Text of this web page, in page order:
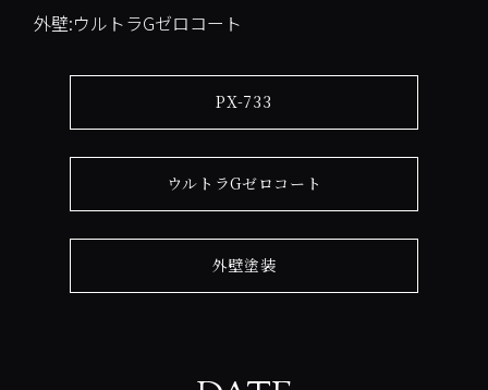
外壁:ウルトラGゼロコート
PX-733
ウルトラGゼロコート
外壁塗装